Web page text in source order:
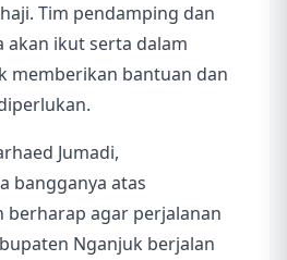
Tim pendamping dan
akan ikut serta dalam
memberikan bantuan dan
Jumadi,
bangganya atas
berharap agar perjalanan
Nganjuk berjalan